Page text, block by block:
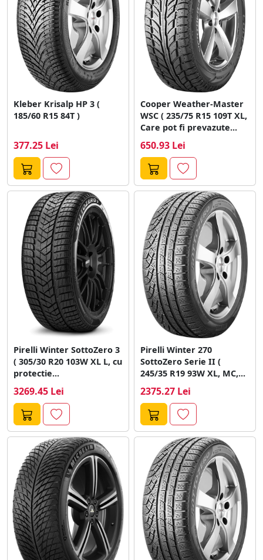
Kleber Krisalp HP 3 (
185/60 R15 84T )
377.25 Lei
Cooper Weather-Master
WSC ( 235/75 R15 109T XL,
Care pot fi prevazute...
650.93 Lei
Pirelli Winter SottoZero 3
( 305/30 R20 103W XL L, cu
protectie...
3269.45 Lei
Pirelli Winter 270
SottoZero Serie II (
245/35 R19 93W XL, MC,...
2375.27 Lei